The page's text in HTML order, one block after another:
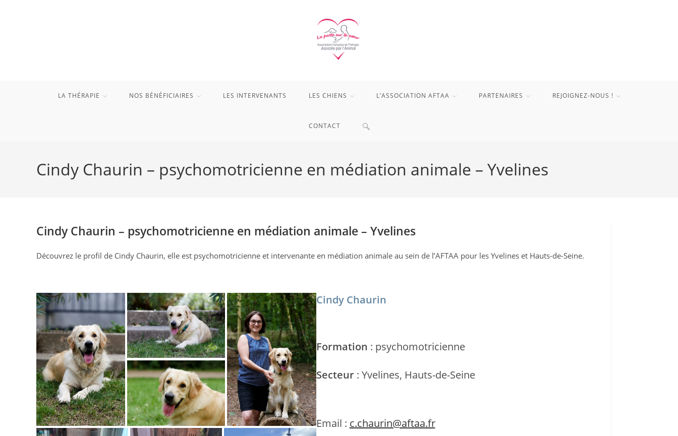
LA THÉRAPIE NOS BÉNÉFICIAIRES LES INTERVENANTS LES CHIENS L’ASSOCIATION AFTAA PARTENAIRES REJOIGNEZ-NOUS !
CONTACT TOGGLE
Cindy Chaurin – psychomotricienne en médiation animale – Yvelines
Cindy Chaurin – psychomotricienne en médiation animale – Yvelines
Découvrez le profil de Cindy Chaurin, elle est psychomotricienne et intervenante en médiation animale au sein de l’AFTAA pour les Yvelines et Hauts-de-Seine.
Cindy Chaurin
Formation : psychomotricienne
Secteur: Yvelines, Hauts-de-Seine
Email : c.chaurin@aftaa.fr